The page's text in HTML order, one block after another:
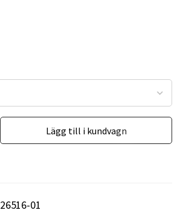
Lägg till i kundvagn
01